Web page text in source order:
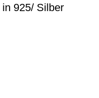
925/ Silber